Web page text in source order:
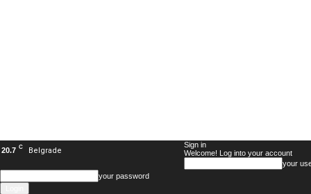
20.7 C Belgrade
Sign in
Welcome! Log into your account
your
your password